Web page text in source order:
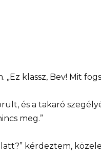
„Ez klassz, Bev! Mit
és a takaró
meg.”
kérdeztem,